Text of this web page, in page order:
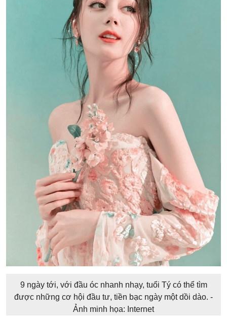
9 ngày tới, với đầu óc nhanh nhạy, tuổi Tý có thể tìm
được những cơ hội đầu tư, tiền bạc ngày một dồi dào. -
Ảnh minh họa: Internet